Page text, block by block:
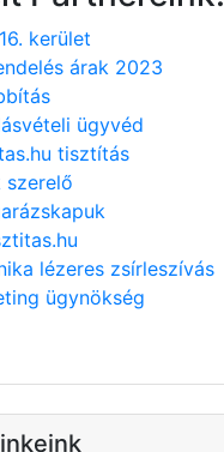
kerület
árak 2023
ügyvéd
tisztítás
szerelő
lézeres zsírleszívás
ügynökség